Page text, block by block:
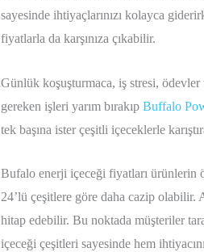
sayesinde ihtiyaçlarınızı kolayca
fiyatlarla da karşınıza çıkabilir.
Günlük koşuşturmaca, iş stresi,
gereken işleri yarım bırakıp Buffalo
tek başına ister çeşitli içeceklerle
Bufalo enerji içeceği fiyatları ürünlerin
24’lü çeşitlere göre daha cazip olabilir.
hitap edebilir. Bu noktada müşteriler
içeceği çeşitleri sayesinde hem